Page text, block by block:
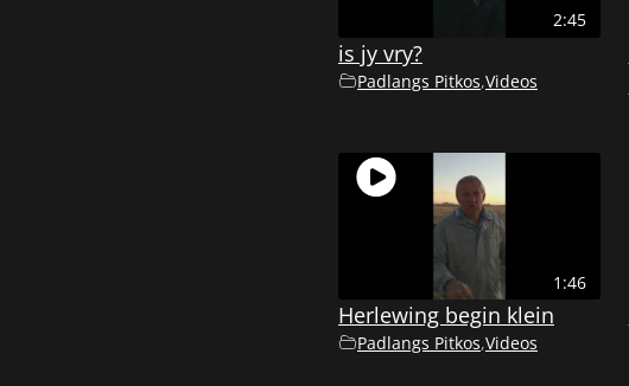
2:45
is jy vry?
Padlangs Pitkos,Videos
1:46
Herlewing begin klein
Padlangs Pitkos,Videos